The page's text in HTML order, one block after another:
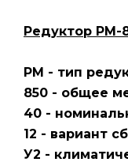
Редуктор РМ-
РМ - тип
850 - общее
40 -
12 - вариант
У2 -